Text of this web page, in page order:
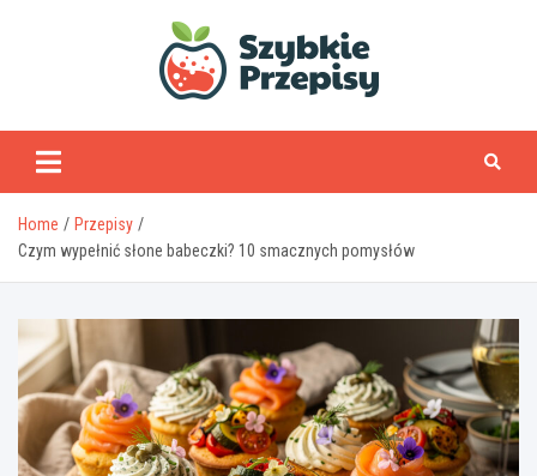
Home
Przepisy
Czym wypełnić słone babeczki? 10 smacznych pomysłów